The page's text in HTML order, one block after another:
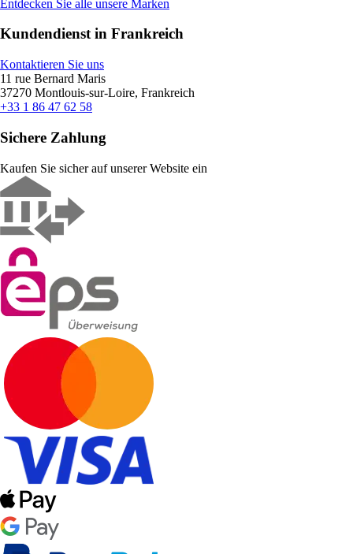
Entdecken Sie alle unsere Marken
Kundendienst in Frankreich
Kontaktieren Sie uns
11 rue Bernard Maris
37270 Montlouis-sur-Loire, Frankreich
+33 1 86 47 62 58
Sichere Zahlung
Kaufen Sie sicher auf unserer Website ein